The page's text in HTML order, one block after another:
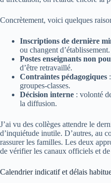
Concrètement, voici quelques
Inscriptions de dernière
ou changent d’établissement.
Postes enseignants non
d’être retravaillé.
Contraintes pédagogiques
groupes-classes.
Décision interne : volonté
la diffusion.
J’ai vu des collèges attendre le
d’inquiétude inutile. D’autres, au
rassurer les familles. Les deux
de vérifier les canaux officiels et
Calendrier indicatif et délais